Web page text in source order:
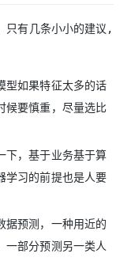
只有几条小小的建议,
型如果特征太多的话
候要慎重，尽量选比
下，基于业务基于算
学习的前提也是人要
据预测，一种用近的
一部分预测另一类人